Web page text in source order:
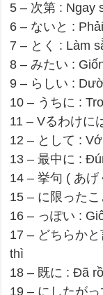
5 – 次第 : Ngay
6 – ないと :
7 – とく : Làm
8 – みたい :
9 – らしい :
10 – うちに :
11 – Vるわけに
12 – として :
13 – 最中に :
14 – 挙句 ( あ
15 – に限った
16 – っぽい :
17 – どちらか
thì
18 – 既に : Đã
19 – にしたが